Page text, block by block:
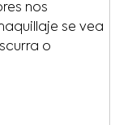
nos
se vea
o